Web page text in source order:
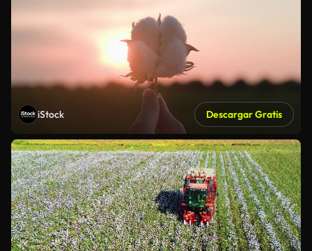
iStock Descargar Gratis